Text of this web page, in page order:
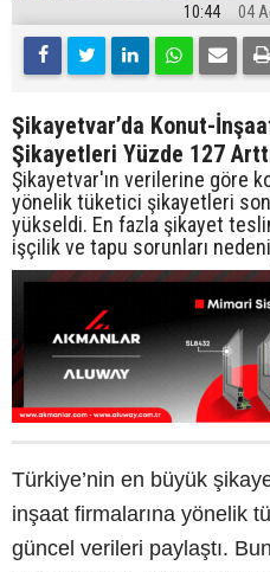
10:44 04
Şikayetvar’da Konut-
Şikayetleri Yüzde 127
Şikayetvar'ın verilerine göre
yönelik tüketici şikayetleri
yükseldi. En fazla şikayet
işçilik ve tapu sorunları
Türkiye’nin en büyük
inşaat firmalarına yönelik
güncel verileri paylaştı.